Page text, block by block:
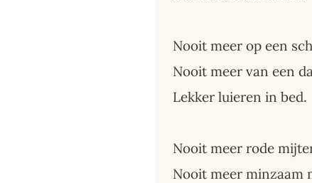
Nooit meer op een
Nooit meer van een
Lekker luieren in bed.
Nooit meer rode
Nooit meer minzaam